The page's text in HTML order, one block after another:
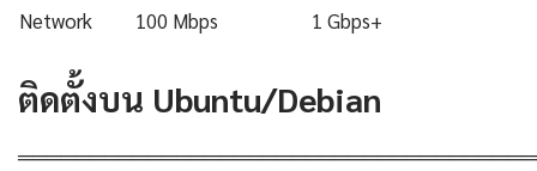
Network 100 Mbps 1 Gbps+
ติดตั้งบน Ubuntu/Debian